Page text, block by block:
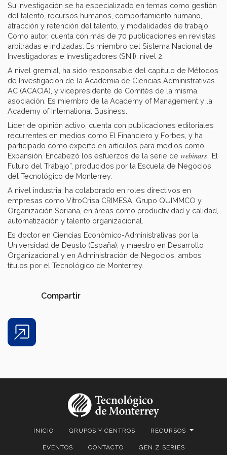
Su investigación se ha especializado en temas como gestión
del talento, recursos humanos, comportamiento humano,
atracción y retención del talento, y modalidades de trabajo.
Como autor, cuenta con más de 70 publicaciones en revistas
arbitradas e indizadas. Es miembro del Sistema Nacional de
Investigadoras e Investigadores (SNII), nivel 2.
A nivel gremial, ha sido responsable del capítulo de Métodos
de Investigación de la Academia de Ciencias Administrativas
AC (ACACIA), y vicepresidente de Comités de la misma
asociación. Es miembro de la Academy of Management y la
Academy of International Business.
Líder de opinión activo, cuenta con publicaciones editoriales
recurrentes en medios como El Financiero y Forbes, y ha
participado como experto en artículos para medios como
Expansión. Encabezó los esfuerzos de la serie de webinars “El
Futuro del Trabajo”, producidos por la Escuela de Negocios
del Tecnológico de Monterrey.
A nivel industria, ha colaborado en roles directivos en
empresas como VitroCrisa CRIMESA, Grupo QUIMMCO y
Organización Soriana, en áreas como productividad y calidad,
automatización y talento organizacional.
Es doctor en Ciencias Económico-Administrativas por la
Universidad de Deusto (España), y maestro en Desarrollo
Organizacional y en Administración de Negocios, ambos
títulos por el Tecnológico de Monterrey.
Share
Compartir
INICIO GRUPOS Y CENTROS RECURSOS
EVENTOS CONTACTO GEN Z SERIES